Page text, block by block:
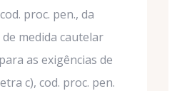
proc. pen., da
medida cautelar
as exigências de
c), cod. proc. pen.